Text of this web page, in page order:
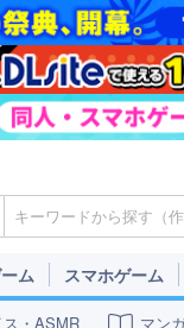
ム スマホゲーム
ス・ASMR マン